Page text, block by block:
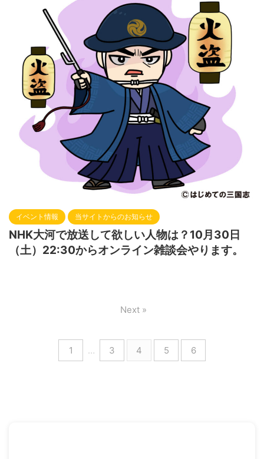
イベント情報 当サイトからのお知らせ
NHK大河で放送して欲しい人物は？10月30日
（土）22:30からオンライン雑談会やります。
1 … 3 4 5 6
Next »